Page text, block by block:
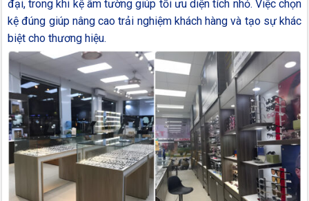
đại, trong khi kệ âm tường giúp tối ưu diện tích nhỏ. Việc chọn
kệ đúng giúp nâng cao trải nghiệm khách hàng và tạo sự khác
biệt cho thương hiệu.